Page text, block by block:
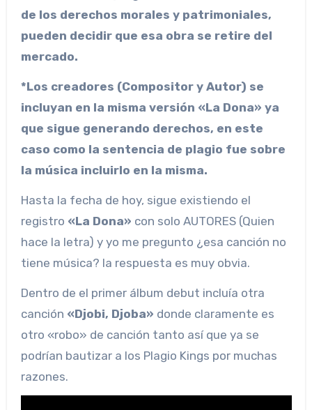
de los derechos morales y patrimoniales,
pueden decidir que esa obra se retire del
mercado.
*Los creadores (Compositor y Autor) se
incluyan en la misma versión «La Dona» ya
que sigue generando derechos, en este
caso como la sentencia de plagio fue sobre
la música incluirlo en la misma.
Hasta la fecha de hoy, sigue existiendo el
registro «La Dona» con solo AUTORES (Quien
hace la letra) y yo me pregunto ¿esa canción no
tiene música? la respuesta es muy obvia.
Dentro de el primer álbum debut incluía otra
canción «Djobi, Djoba» donde claramente es
otro «robo» de canción tanto así que ya se
podrían bautizar a los Plagio Kings por muchas
razones.